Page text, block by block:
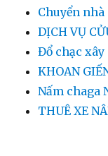
Chuyển nhà
DỊCH VỤ
Đổ chạc xây
KHOAN
Nấm chaga
THUÊ XE